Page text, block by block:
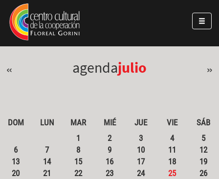
Pasar al contenido principal
Jump to main content
« agendajulio »
DOM LUN MAR MIÉ JUE VIE
SÁB
1
2 3 4
5
6
7 8 9 10 11
12
13
14 15 16 17 18
19
20
21 22 23 24 25
26